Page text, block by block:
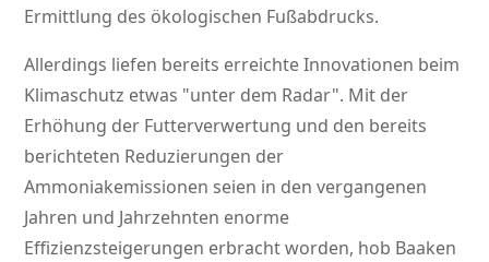
Ermittlung des ökologischen Fußabdrucks.
Allerdings liefen bereits erreichte Innovationen beim
Klimaschutz etwas unter dem Radar . Mit der
Erhöhung der Futterverwertung und den bereits
berichteten Reduzierungen der
Ammoniakemissionen seien in den vergangenen
Jahren und Jahrzehnten enorme
Effizienzsteigerungen erbracht worden, hob Baaken